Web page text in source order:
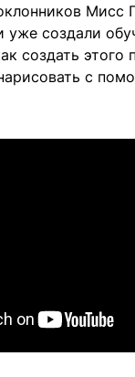
Мисс
уже создали
создать этого
с